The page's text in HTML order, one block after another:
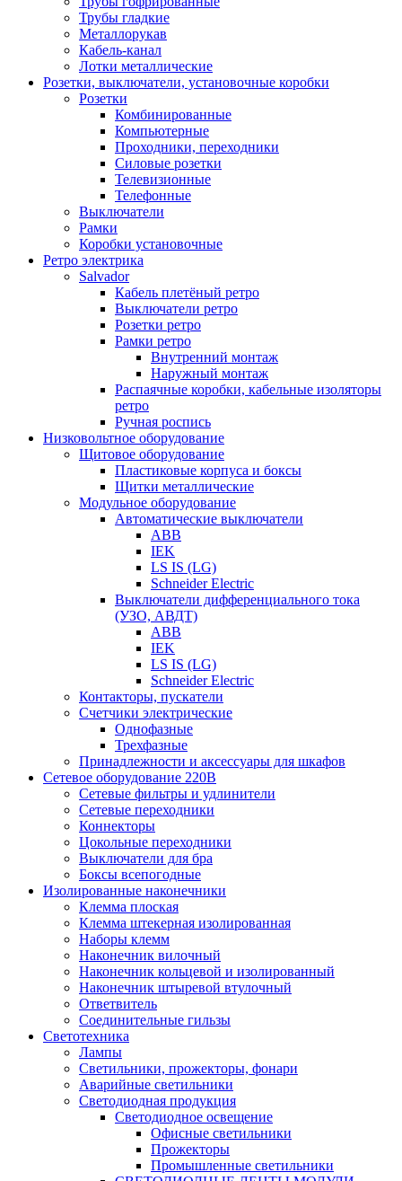
Трубы гладкие
Металлорукав
Кабель-канал
Лотки металлические
Розетки, выключатели, установочные коробки
Розетки
Комбинированные
Компьютерные
Проходники, переходники
Силовые розетки
Телевизионные
Телефонные
Выключатели
Рамки
Коробки установочные
Ретро электрика
Salvador
Кабель плетёный ретро
Выключатели ретро
Розетки ретро
Рамки ретро
Внутренний монтаж
Наружный монтаж
Распаячные коробки, кабельные изоляторы
ретро
Ручная роспись
Низковольтное оборудование
Щитовое оборудование
Пластиковые корпуса и боксы
Щитки металлические
Модульное оборудование
Автоматические выключатели
ABB
IEK
LS IS (LG)
Schneider Electric
Выключатели дифференциального тока
(УЗО, АВДТ)
ABB
IEK
LS IS (LG)
Schneider Electric
Контакторы, пускатели
Счетчики электрические
Однофазные
Трехфазные
Принадлежности и аксессуары для шкафов
Сетевое оборудование 220В
Сетевые фильтры и удлинители
Сетевые переходники
Коннекторы
Цокольные переходники
Выключатели для бра
Боксы всепогодные
Изолированные наконечники
Клемма плоская
Клемма штекерная изолированная
Наборы клемм
Наконечник вилочный
Наконечник кольцевой и изолированный
Наконечник штыревой втулочный
Ответвитель
Соединительные гильзы
Светотехника
Лампы
Светильники, прожекторы, фонари
Аварийные светильники
Светодиодная продукция
Светодиодное освещение
Офисные светильники
Прожекторы
Промышленные светильники